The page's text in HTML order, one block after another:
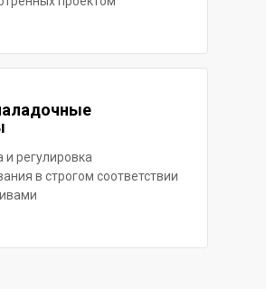
и регулировка
в строгом соответствии